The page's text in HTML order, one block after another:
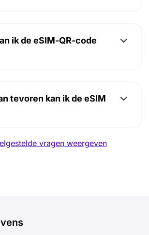
ik de eSIM-QR-code
tevoren kan ik de eSIM
vragen weergeven